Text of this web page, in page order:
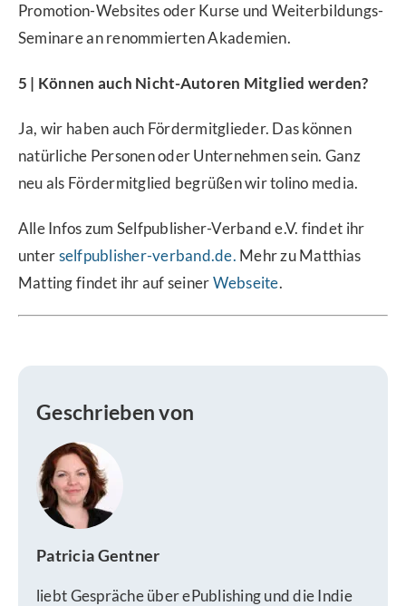
Promotion-Websites oder Kurse und Weiterbildungs-
Seminare an renommierten Akademien.
5 | Können auch Nicht-Autoren Mitglied werden?
Ja, wir haben auch Fördermitglieder. Das können
natürliche Personen oder Unternehmen sein. Ganz
neu als Fördermitglied begrüßen wir tolino media.
Alle Infos zum Selfpublisher-Verband e.V. findet ihr
unterselfpublisher-verband.de. Mehr zu Matthias
Matting findet ihr auf seinerWebseite.
Geschrieben von
Patricia Gentner
liebt Gespräche über ePublishing und die Indie